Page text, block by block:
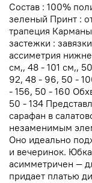
Состав : 100%
зеленый Принт :
трапеция
застежки :
ассиметрия
см,, 48 - 101 см,,
92, 48 - 96, 50 -
- 156, 50 - 160
50 - 134
сарафан в
незаменимым
Оно идеально
и вечеринок.
асимметричен —
придает платью